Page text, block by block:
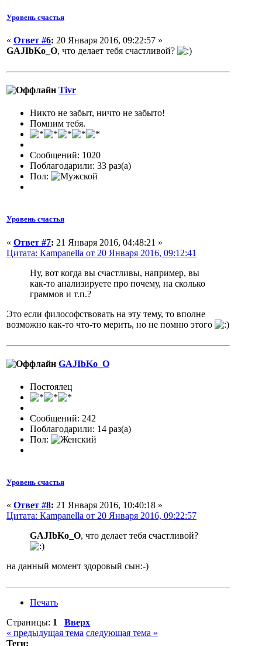
Уровень счастья
« Ответ #6: 20 Января 2016, 09:22:57 »
GAJIbKo_O, что делает тебя счастливой?
Tivr
Никто не забыт, ничто не забыто!
Помним тебя.
Сообщений: 1020
Поблагодарили: 33 раз(а)
Пол:
Уровень счастья
« Ответ #7: 21 Января 2016, 04:48:21 »
Цитата: Кampanella от 20 Января 2016, 09:12:41
Ну, вот когда вы счастливы, например, вы
как-то анализируете про почему, на сколько
граммов и т.п.?
Это если философствовать на эту тему, то вполне
возможно как-то что-то мерить, но не помню этого
GAJIbKo_O
Постоялец
Сообщений: 242
Поблагодарили: 14 раз(а)
Пол:
Уровень счастья
« Ответ #8: 21 Января 2016, 10:40:18 »
Цитата: Кampanella от 20 Января 2016, 09:22:57
GAJIbKo_O, что делает тебя счастливой?
на данный момент здоровый сын:-)
Печать
Страницы: 1
Вверх
« предыдущая тема следующая тема »
Теги: